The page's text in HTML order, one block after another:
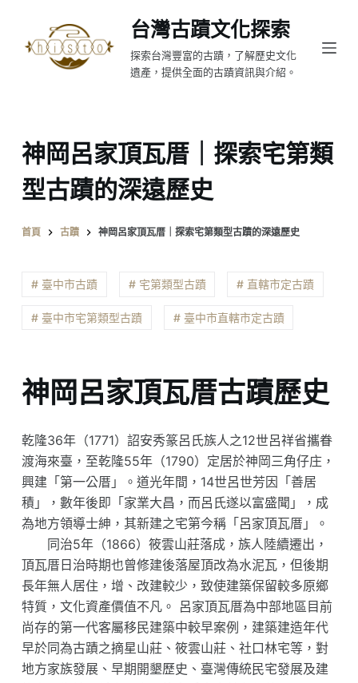
至
台灣古蹟文化探索
探索台灣豐富的古蹟，了解歷史文化
遺產，提供全面的古蹟資訊與介紹。
神岡呂家頂瓦厝｜探索宅第類
型古蹟的深遠歷史
首頁 古蹟 神岡呂家頂瓦厝｜探索宅第類型古蹟的深遠歷史
# 臺中市古蹟 # 宅第類型古蹟 # 直轄市定古蹟
# 臺中市宅第類型古蹟 # 臺中市直轄市定古蹟
神岡呂家頂瓦厝古蹟歷史
乾隆36年（1771）詔安秀篆呂氏族人之12世呂祥省攜眷
渡海來臺，至乾隆55年（1790）定居於神岡三角仔庄，
興建「第一公厝」。道光年間，14世呂世芳因「善居
積」，數年後即「家業大昌，而呂氏遂以富盛聞」，成
為地方領導士紳，其新建之宅第今稱「呂家頂瓦厝」。
同治5年（1866）筱雲山莊落成，族人陸續遷出，
頂瓦厝日治時期也曾修建後落屋頂改為水泥瓦，但後期
長年無人居住，增、改建較少，致使建築保留較多原鄉
特質，文化資產價值不凡。 呂家頂瓦厝為中部地區目前
尚存的第一代客屬移民建築中較早案例，建築建造年代
早於同為古蹟之摘星山莊、筱雲山莊、社口林宅等，對
地方家族發展、早期開墾歷史、臺灣傳統民宅發展及建